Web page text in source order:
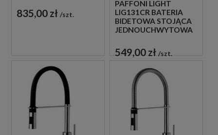
CHROM
835,00 zł szt.
PAFFONI LIGHT
LIG131CR BATERIA
BIDETOWA STOJĄCA
JEDNOUCHWYTOWA
549,00 zł szt.